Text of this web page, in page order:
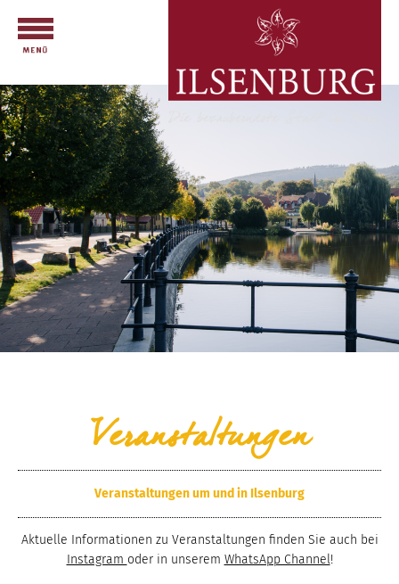
Veranstaltungen
Veranstaltungen um und in Ilsenburg
Aktuelle Informationen zu Veranstaltungen finden Sie auch bei
Instagram oder in unserem WhatsApp Channel!